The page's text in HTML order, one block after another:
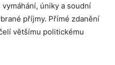
úniky a soudní
příjmy. Přímé zdanění
většímu politickému